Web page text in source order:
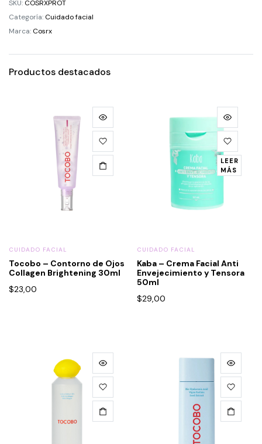
SKU: COSRXPROT
Categoría: Cuidado facial
Marca: Cosrx
Productos destacados
CUIDADO FACIAL
Tocobo – Contorno de Ojos
Collagen Brightening 30ml
$23,00
LEER
MÁS
CUIDADO FACIAL
Kaba – Crema Facial Anti
Envejecimiento y Tensora
50ml
$29,00